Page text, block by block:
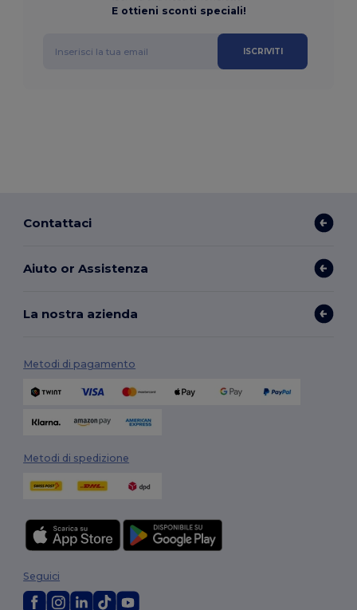
E ottieni sconti speciali!
ISCRIVITI
Contattaci
Aiuto or Assistenza
La nostra azienda
Metodi di pagamento
Metodi di spedizione
Seguici